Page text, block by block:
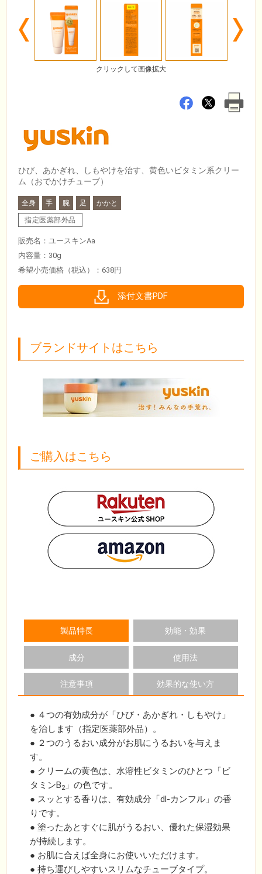
Previous
クリックして画像拡大
ひび、あかぎれ、しもやけを治す、黄色いビタミン系クリー
ム（おでかけチューブ）
全身 手 腕 足 かかと
指定医薬部外品
販売名：ユースキンAa
内容量：30g
希望小売価格（税込）：638円
添付文書PDF
ブランドサイトはこちら
ご購入はこちら
製品特長 効能・効果
成分 使用法
注意事項 効果的な使い方
● ４つの有効成分が「ひび・あかぎれ・しもやけ」
を治します（指定医薬部外品）。
● ２つのうるおい成分がお肌にうるおいを与えま
す。
● クリームの黄色は、水溶性ビタミンのひとつ「ビ
タミンB2 」の色です。
● スッとする香りは、有効成分「dl-カンフル」の香
りです。
● 塗ったあとすぐに肌がうるおい、優れた保湿効果
が持続します。
● お肌に合えば全身にお使いいただけます。
● 持ち運びしやすいスリムなチューブタイプ。